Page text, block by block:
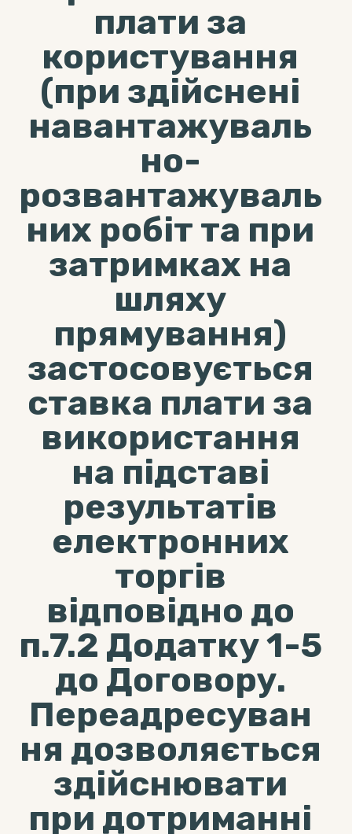
плати за
користування
(при здійснені
навантажуваль
но-
розвантажуваль
них робіт та при
затримках на
шляху
прямування)
застосовується
ставка плати за
використання
на підставі
результатів
електронних
торгів
відповідно до
п.7.2 Додатку 1-5
до Договору.
Переадресуван
ня дозволяється
здійснювати
при дотриманні